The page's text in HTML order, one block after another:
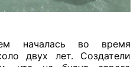
началась во время
двух лет. Создатели